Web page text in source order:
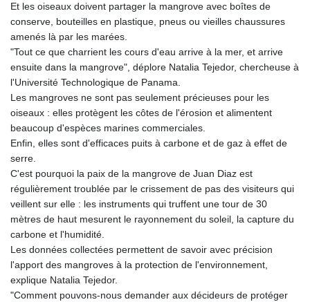
Et les oiseaux doivent partager la mangrove avec boîtes de
conserve, bouteilles en plastique, pneus ou vieilles chaussures
amenés là par les marées.
"Tout ce que charrient les cours d'eau arrive à la mer, et arrive
ensuite dans la mangrove", déplore Natalia Tejedor, chercheuse à
l'Université Technologique de Panama.
Les mangroves ne sont pas seulement précieuses pour les
oiseaux : elles protègent les côtes de l'érosion et alimentent
beaucoup d'espèces marines commerciales.
Enfin, elles sont d'efficaces puits à carbone et de gaz à effet de
serre.
C'est pourquoi la paix de la mangrove de Juan Diaz est
régulièrement troublée par le crissement de pas des visiteurs qui
veillent sur elle : les instruments qui truffent une tour de 30
mètres de haut mesurent le rayonnement du soleil, la capture du
carbone et l'humidité.
Les données collectées permettent de savoir avec précision
l'apport des mangroves à la protection de l'environnement,
explique Natalia Tejedor.
"Comment pouvons-nous demander aux décideurs de protéger